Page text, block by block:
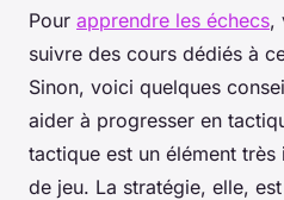
Pour apprendre les échecs,
suivre des cours dédiés à
Sinon, voici quelques
aider à progresser en
tactique est un élément
de jeu. La stratégie, elle,